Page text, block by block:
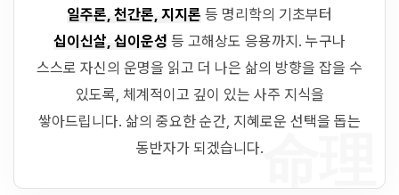
命理
일주론, 천간론, 지지론 등 명리학의 기초부터
십이신살, 십이운성 등 고해상도 응용까지. 누구나
스스로 자신의 운명을 읽고 더 나은 삶의 방향을 잡을 수
있도록, 체계적이고 깊이 있는 사주 지식을
쌓아드립니다. 삶의 중요한 순간, 지혜로운 선택을 돕는
동반자가 되겠습니다.